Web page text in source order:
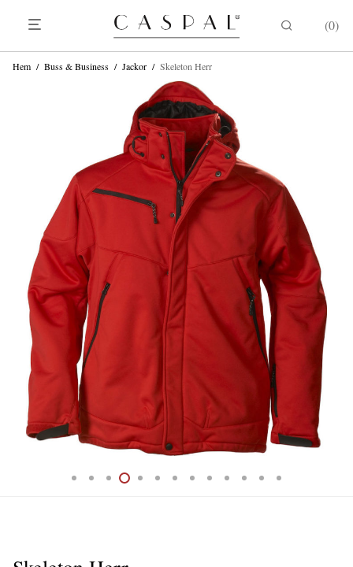
0
Hem / Buss & Business / Jackor / Skeleton Herr